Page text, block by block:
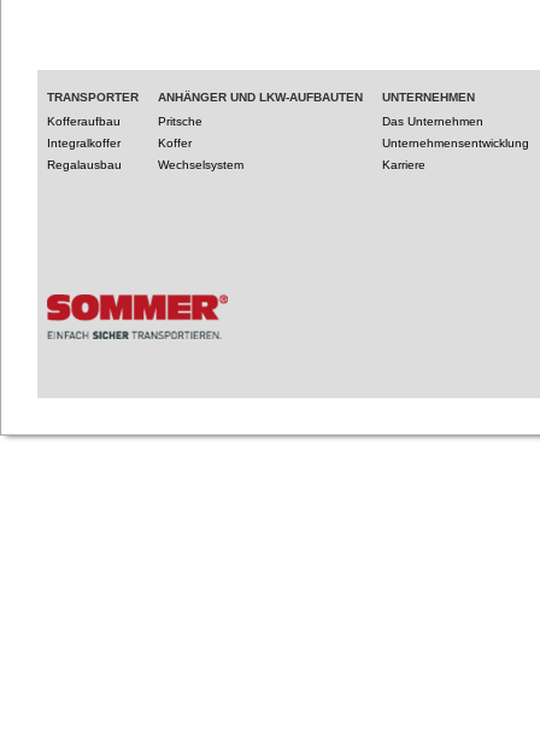
TRANSPORTER
Kofferaufbau
Integralkoffer
Regalausbau
ANHÄNGER UND LKW-AUFBAUTEN
Pritsche
Koffer
Wechselsystem
UNTERNEHMEN
Das Unternehmen
Unternehmensentwicklung
Karriere